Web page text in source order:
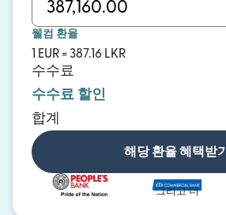
웰컴 환율
1 EUR = 387.16 LKR
수수료
수수료 할인
합계
해당 환율 혜택받기
그리고 더